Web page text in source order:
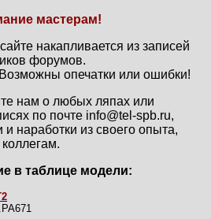
мастерам!
накапливается из записей
форумов.
опечатки или ошибки!
нам о любых ляпах или
по почте info@tel-spb.ru,
наработки из своего опыта,
в таблице модели: